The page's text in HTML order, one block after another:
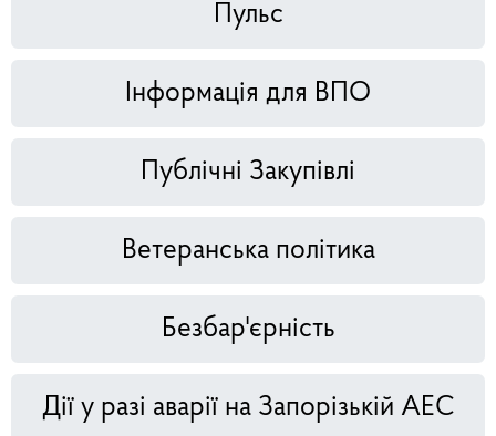
Пульс
Інформація для ВПО
Публічні Закупівлі
Ветеранська політика
Безбар'єрність
Дії у разі аварії на Запорізькій АЕС